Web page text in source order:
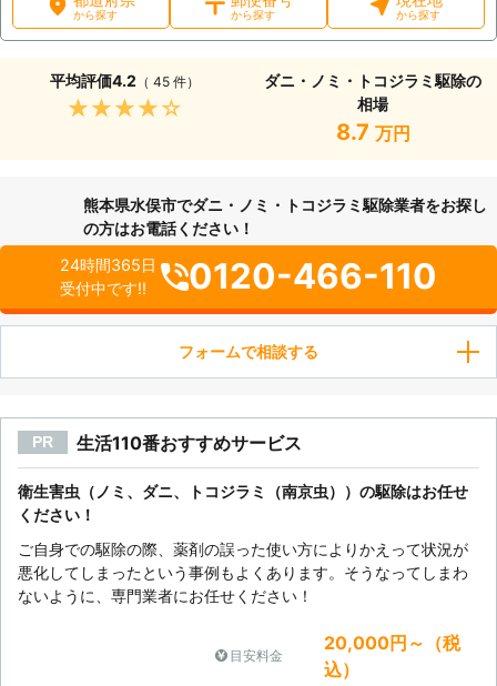
から探す から探す から探す
平均評価4.2 （ 45 件）
★★★★★
ダニ・ノミ・トコジラミ駆除の
相場
8.7 万円
熊本県水俣市でダニ・ノミ・トコジラミ駆除業者をお探し
の方はお電話ください！
24時間365日
受付中です!!
0120-466-110
フォームで相談する
PR 生活110番おすすめサービス
衛生害虫（ノミ、ダニ、トコジラミ（南京虫））の駆除はお任せ
ください！
ご自身での駆除の際、薬剤の誤った使い方によりかえって状況が
悪化してしまったという事例もよくあります。そうなってしまわ
ないように、専門業者にお任せください！
目安料金
20,000円～（税
込）